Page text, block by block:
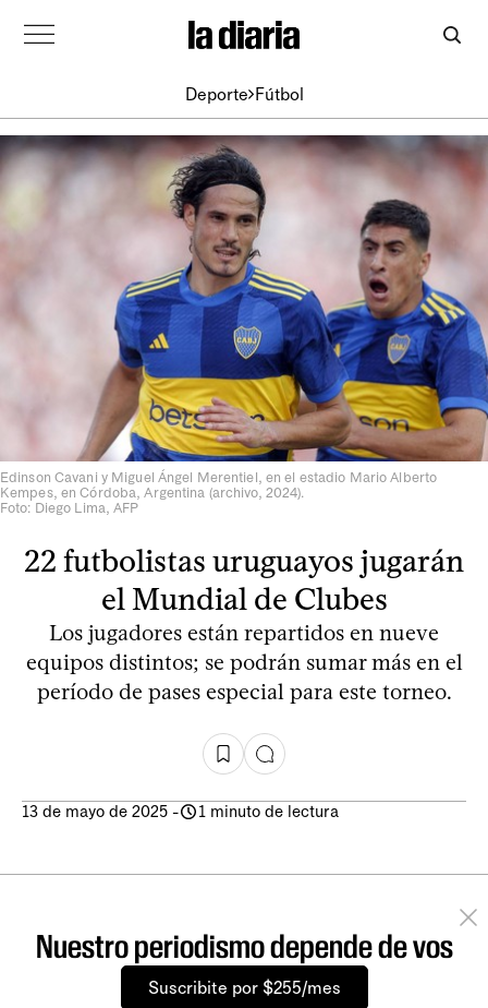
Deporte Fútbol
Edinson Cavani y Miguel Ángel Merentiel, en el estadio Mario Alberto
Kempes, en Córdoba, Argentina (archivo, 2024).
Foto: Diego Lima, AFP
22 futbolistas uruguayos jugarán
el Mundial de Clubes
Los jugadores están repartidos en nueve
equipos distintos; se podrán sumar más en el
período de pases especial para este torneo.
13 de mayo de 2025 - 1 minuto de lectura
Nuestro periodismo depende de vos
Suscribite por $255/mes